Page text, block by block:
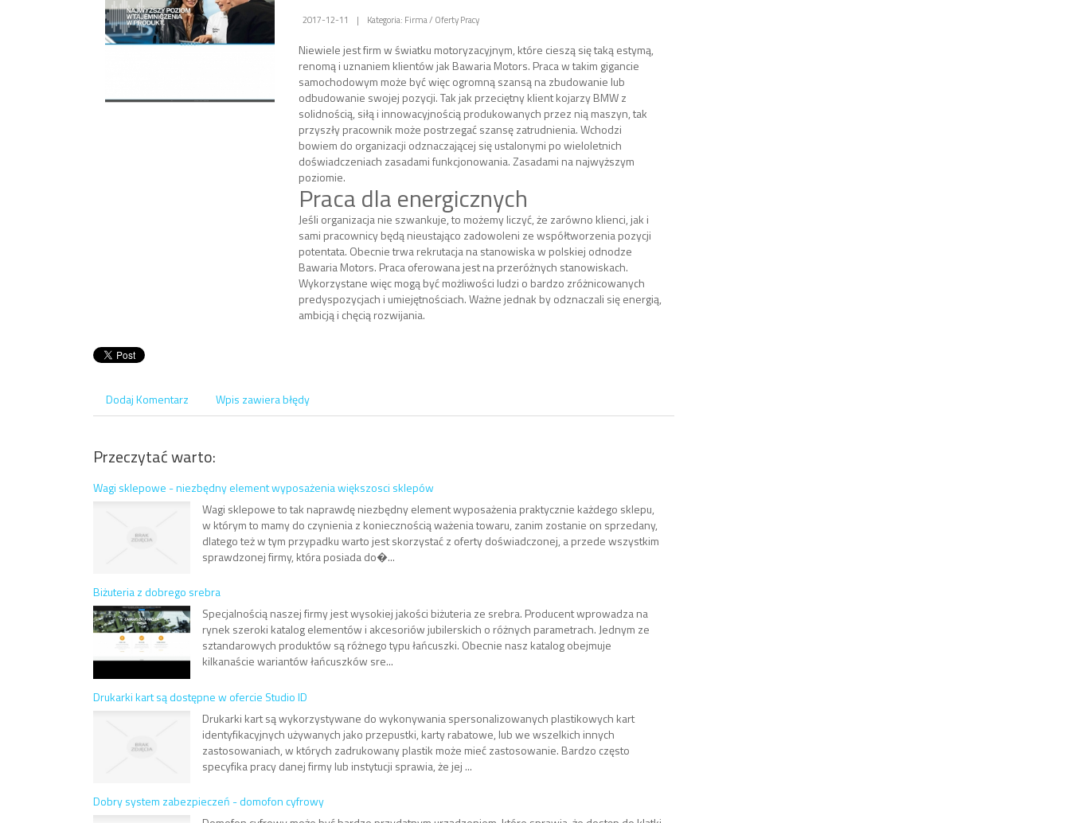
2017-12-11 | Kategoria: Firma / Oferty Pracy
Niewiele jest firm w światku motoryzacyjnym, które cieszą się taką estymą,
renomą i uznaniem klientów jak Bawaria Motors. Praca w takim gigancie
samochodowym może być więc ogromną szansą na zbudowanie lub
odbudowanie swojej pozycji. Tak jak przeciętny klient kojarzy BMW z
solidnością, siłą i innowacyjnością produkowanych przez nią maszyn, tak
przyszły pracownik może postrzegać szansę zatrudnienia. Wchodzi
bowiem do organizacji odznaczającej się ustalonymi po wieloletnich
doświadczeniach zasadami funkcjonowania. Zasadami na najwyższym
poziomie.
Praca dla energicznych
Jeśli organizacja nie szwankuje, to możemy liczyć, że zarówno klienci, jak i
sami pracownicy będą nieustająco zadowoleni ze współtworzenia pozycji
potentata. Obecnie trwa rekrutacja na stanowiska w polskiej odnodze
Bawaria Motors. Praca oferowana jest na przeróżnych stanowiskach.
Wykorzystane więc mogą być możliwości ludzi o bardzo zróżnicowanych
predyspozycjach i umiejętnościach. Ważne jednak by odznaczali się energią,
ambicją i chęcią rozwijania.
Dodaj Komentarz Wpis zawiera błędy
Przeczytać warto:
Wagi sklepowe - niezbędny element wyposażenia większosci sklepów
Wagi sklepowe to tak naprawdę niezbędny element wyposażenia praktycznie każdego sklepu,
w którym to mamy do czynienia z koniecznością ważenia towaru, zanim zostanie on sprzedany,
dlatego też w tym przypadku warto jest skorzystać z oferty doświadczonej, a przede wszystkim
sprawdzonej firmy, która posiada do�...
Biżuteria z dobrego srebra
Specjalnością naszej firmy jest wysokiej jakości biżuteria ze srebra. Producent wprowadza na
rynek szeroki katalog elementów i akcesoriów jubilerskich o różnych parametrach. Jednym ze
sztandarowych produktów są różnego typu łańcuszki. Obecnie nasz katalog obejmuje
kilkanaście wariantów łańcuszków sre...
Drukarki kart są dostępne w ofercie Studio ID
Drukarki kart są wykorzystywane do wykonywania spersonalizowanych plastikowych kart
identyfikacyjnych używanych jako przepustki, karty rabatowe, lub we wszelkich innych
zastosowaniach, w których zadrukowany plastik może mieć zastosowanie. Bardzo często
specyfika pracy danej firmy lub instytucji sprawia, że jej ...
Dobry system zabezpieczeń - domofon cyfrowy